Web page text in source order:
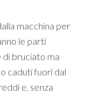
macchina per
le parti
bruciato ma
caduti fuori dal
e, senza